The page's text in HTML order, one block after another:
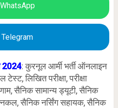
2024: कुरनूल आर्मी भर्ती ऑनलाइन
लिखित परीक्षा, परीक्षा
सैनिक सामान्य ड्यूटी, सैनिक
सैनिक नर्सिंग सहायक, सैनिक